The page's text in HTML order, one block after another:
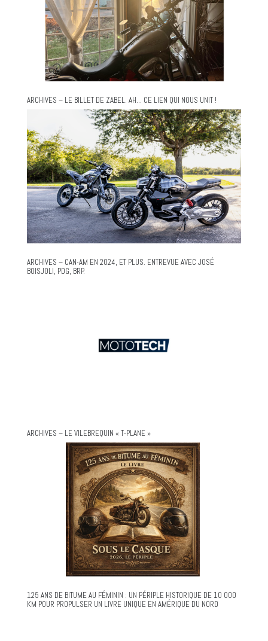
ARCHIVES – LE BILLET DE ZABEL. AH… CE LIEN QUI NOUS UNIT !
ARCHIVES – CAN-AM EN 2024, ET PLUS. ENTREVUE AVEC JOSÉ
BOISJOLI, PDG, BRP.
ARCHIVES – LE VILEBREQUIN « T-PLANE »
125 ANS DE BITUME AU FÉMININ : UN PÉRIPLE HISTORIQUE DE 10 000
KM POUR PROPULSER UN LIVRE UNIQUE EN AMÉRIQUE DU NORD